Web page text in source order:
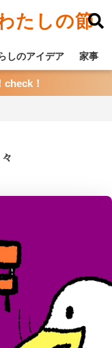
しのアイデア 家事
！